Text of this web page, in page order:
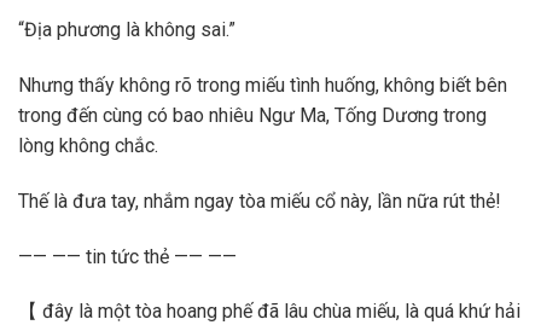
“Địa phương là không sai.”
Nhưng thấy không rõ trong miếu tình huống, không biết bên
trong đến cùng có bao nhiêu Ngư Ma, Tống Dương trong
lòng không chắc.
Thế là đưa tay, nhắm ngay tòa miếu cổ này, lần nữa rút thẻ!
—— —— tin tức thẻ —— ——
【 đây là một tòa hoang phế đã lâu chùa miếu, là quá khứ hải